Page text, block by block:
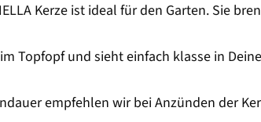
Kerze ist ideal für den Garten. Sie
Topfopf und sieht einfach klasse in
empfehlen wir bei Anzünden der